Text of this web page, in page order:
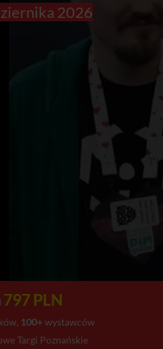
2026
797 PLN
100+wystawców
Targi Poznańskie